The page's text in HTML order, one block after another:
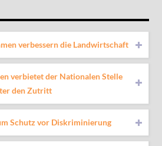
verbessern die Landwirtschaft
verbietet der Nationalen Stelle
den Zutritt
Schutz vor Diskriminierung